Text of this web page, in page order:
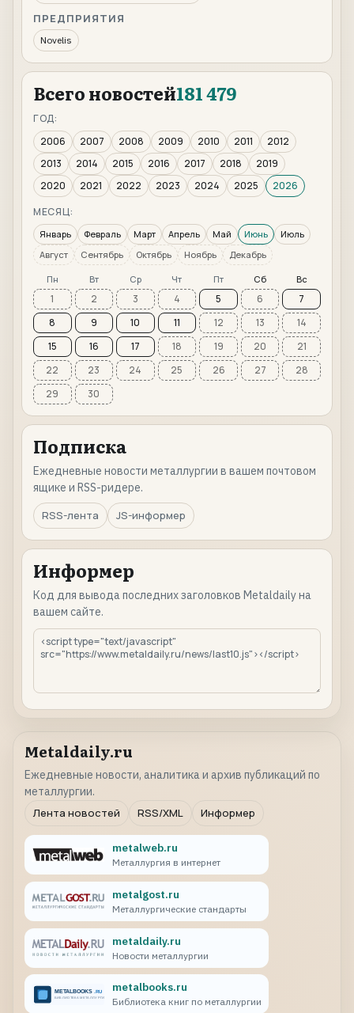
ПРЕДПРИЯТИЯ
Novelis
Всего новостей181 479
ГОД:
2006
2007 2008 2009 2010 2011
2012
2013
2014 2015 2016 2017 2018
2019
2020
2021 2022 2023 2024 2025
2026
МЕСЯЦ:
Январь Февраль Март Апрель Май Июнь
Июль
Август
Сентябрь Октябрь Ноябрь Декабрь
Пн Вт Ср Чт Пт Сб Вс
1 2 3 4 5 6
7
8
9 10 11 12 13
14
15
16 17 18 19 20
21
22
23 24 25 26 27
28
29
30
Подписка
Ежедневные новости металлургии в вашем почтовом
ящике и RSS-ридере.
RSS-лента
JS-информер
Информер
Код для вывода последних заголовков Metaldaily на
вашем сайте.
Metaldaily.ru
Ежедневные новости, аналитика и архив публикаций по
металлургии.
Лента новостей
RSS/XML Информер
metalweb.ru
Металлургия в интернет
metalgost.ru
Металлургические стандарты
metaldaily.ru
Новости металлургии
metalbooks.ru
Библиотека книг по металлургии